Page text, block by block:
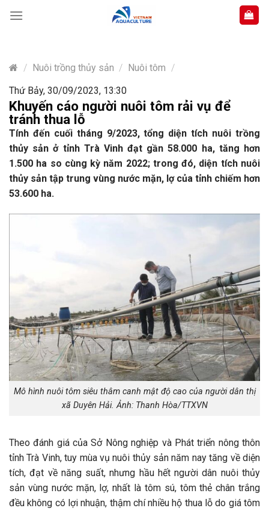
content
/ Nuôi trồng thủy sản / Nuôi tôm /
Thứ Bảy, 30/09/2023, 13:30
Khuyến cáo người nuôi tôm rải vụ để
tránh thua lỗ
Tính đến cuối tháng 9/2023, tổng diện tích nuôi trồng
thủy sản ở tỉnh Trà Vinh đạt gần 58.000 ha, tăng hơn
1.500 ha so cùng kỳ năm 2022; trong đó, diện tích nuôi
thủy sản tập trung vùng nước mặn, lợ của tỉnh chiếm hơn
53.600 ha.
Mô hình nuôi tôm siêu thâm canh mật độ cao của người dân thị
xã Duyên Hải. Ảnh: Thanh Hòa/TTXVN
Theo đánh giá của Sở Nông nghiệp và Phát triển nông thôn
tỉnh Trà Vinh, tuy mùa vụ nuôi thủy sản năm nay tăng về diện
tích, đạt về năng suất, nhưng hầu hết người dân nuôi thủy
sản vùng nước mặn, lợ, nhất là tôm sú, tôm thẻ chân trắng
đều không có lợi nhuận, thậm chí nhiều hộ thua lỗ do giá tôm